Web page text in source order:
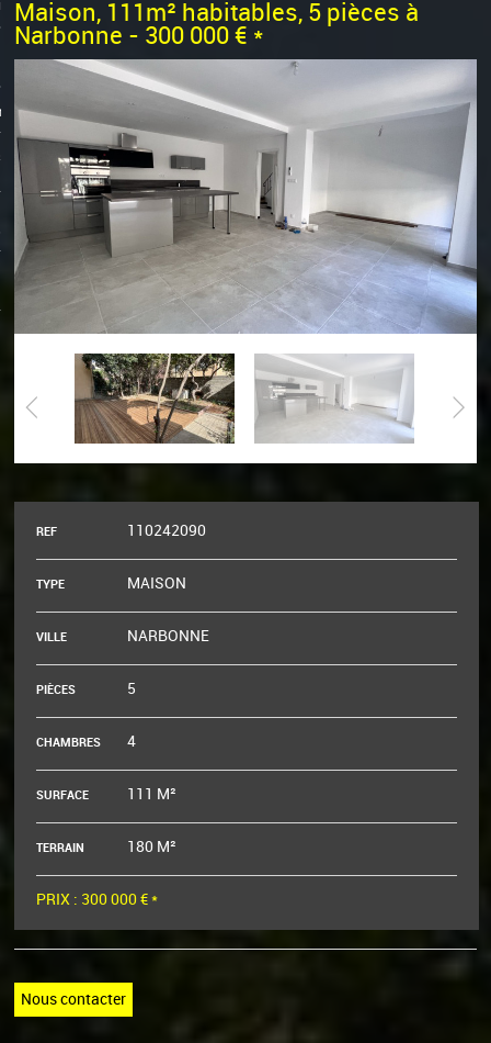
0
Maison, 111m² habitables, 5 pièces à
Narbonne - 300 000 € *
REF 110242090
TYPE MAISON
VILLE NARBONNE
PIÈCES 5
CHAMBRES 4
SURFACE 111 M²
TERRAIN 180 M²
PRIX : 300 000 €*
Nous contacter